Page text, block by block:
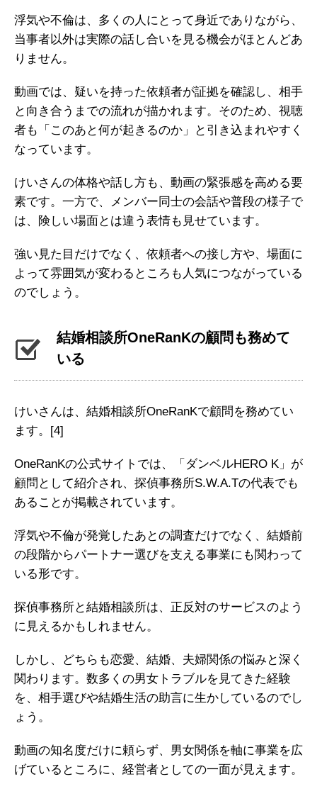
浮気や不倫は、多くの人にとって身近でありながら、
当事者以外は実際の話し合いを見る機会がほとんどあ
りません。
動画では、疑いを持った依頼者が証拠を確認し、相手
と向き合うまでの流れが描かれます。そのため、視聴
者も「このあと何が起きるのか」と引き込まれやすく
なっています。
けいさんの体格や話し方も、動画の緊張感を高める要
素です。一方で、メンバー同士の会話や普段の様子で
は、険しい場面とは違う表情も見せています。
強い見た目だけでなく、依頼者への接し方や、場面に
よって雰囲気が変わるところも人気につながっている
のでしょう。
結婚相談所OneRanKの顧問も務めて
いる
けいさんは、結婚相談所OneRanKで顧問を務めてい
ます。 [4]
OneRanKの公式サイトでは、「ダンベルHERO K」が
顧問として紹介され、探偵事務所S.W.A.Tの代表でも
あることが掲載されています。
浮気や不倫が発覚したあとの調査だけでなく、結婚前
の段階からパートナー選びを支える事業にも関わって
いる形です。
探偵事務所と結婚相談所は、正反対のサービスのよう
に見えるかもしれません。
しかし、どちらも恋愛、結婚、夫婦関係の悩みと深く
関わります。数多くの男女トラブルを見てきた経験
を、相手選びや結婚生活の助言に生かしているのでし
ょう。
動画の知名度だけに頼らず、男女関係を軸に事業を広
げているところに、経営者としての一面が見えます。